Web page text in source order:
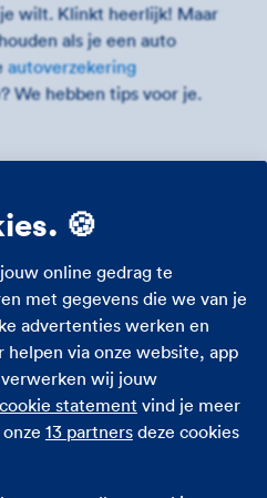
wilt. Klinkt heerlijk! Maar
als je een auto
autoverzekering
We hebben tips voor je.
huurauto op
misschien het beste.
genoeg gekost. Maar
je nodig hebt? Met
30 graden is een airco
daarnaast goed
auto.
🍪
online gedrag te
met gegevens die we van je
advertenties werken en
via onze website, app
wij jouw
cookie statement vind je meer
13 partnersdeze cookies